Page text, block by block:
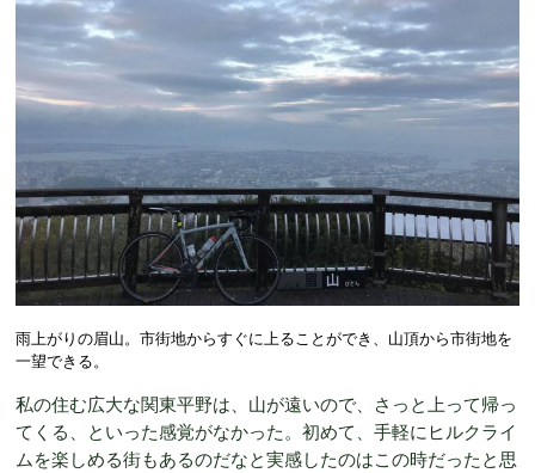
雨上がりの眉山。市街地からすぐに上ることができ、山頂から市街地を
一望できる。
私の住む広大な関東平野は、山が遠いので、さっと上って帰っ
てくる、といった感覚がなかった。初めて、手軽にヒルクライ
ムを楽しめる街もあるのだなと実感したのはこの時だったと思